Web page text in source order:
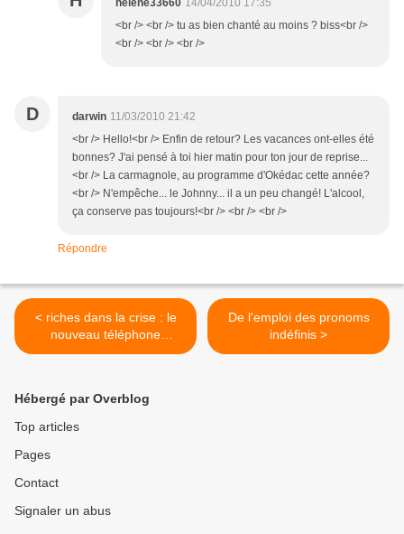
helene33660 14/04/2010 17:35
<br /> <br /> tu as bien chanté au moins ? biss<br />
<br /> <br /> <br />
D darwin 11/03/2010 21:42
<br /> Hello!<br /> Enfin de retour? Les vacances ont-elles été
bonnes? J'ai pensé à toi hier matin pour ton jour de reprise...
<br /> La carmagnole, au programme d'Okédac cette année?
<br /> N'empêche... le Johnny... il a un peu changé! L'alcool,
ça conserve pas toujours!<br /> <br /> <br />
Répondre
< riches dans la crise : le
nouveau téléphone
écologique
De l'emploi des pronoms
indéfinis >
Hébergé par Overblog
Top articles
Pages
Contact
Signaler un abus